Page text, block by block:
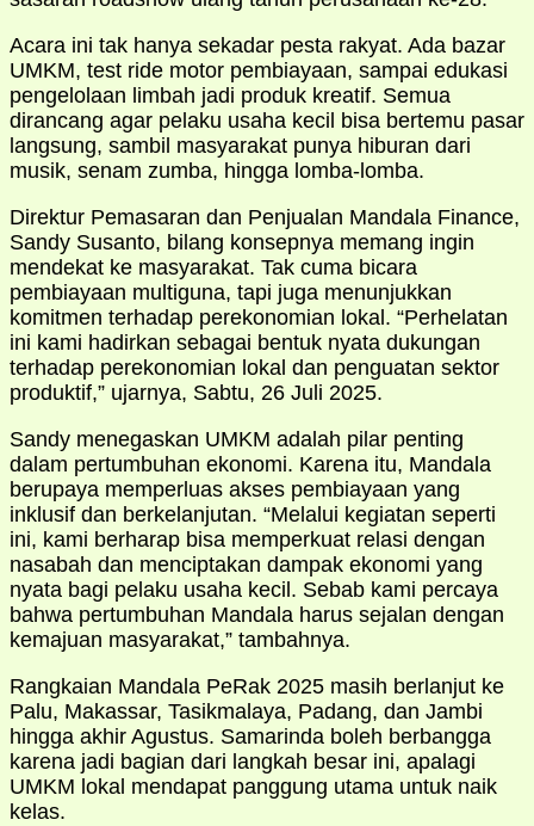
Acara ini tak hanya sekadar pesta rakyat. Ada bazar
UMKM, test ride motor pembiayaan, sampai edukasi
pengelolaan limbah jadi produk kreatif. Semua
dirancang agar pelaku usaha kecil bisa bertemu pasar
langsung, sambil masyarakat punya hiburan dari
musik, senam zumba, hingga lomba-lomba.
Direktur Pemasaran dan Penjualan Mandala Finance,
Sandy Susanto, bilang konsepnya memang ingin
mendekat ke masyarakat. Tak cuma bicara
pembiayaan multiguna, tapi juga menunjukkan
komitmen terhadap perekonomian lokal. “Perhelatan
ini kami hadirkan sebagai bentuk nyata dukungan
terhadap perekonomian lokal dan penguatan sektor
produktif,” ujarnya, Sabtu, 26 Juli 2025.
Sandy menegaskan UMKM adalah pilar penting
dalam pertumbuhan ekonomi. Karena itu, Mandala
berupaya memperluas akses pembiayaan yang
inklusif dan berkelanjutan. “Melalui kegiatan seperti
ini, kami berharap bisa memperkuat relasi dengan
nasabah dan menciptakan dampak ekonomi yang
nyata bagi pelaku usaha kecil. Sebab kami percaya
bahwa pertumbuhan Mandala harus sejalan dengan
kemajuan masyarakat,” tambahnya.
Rangkaian Mandala PeRak 2025 masih berlanjut ke
Palu, Makassar, Tasikmalaya, Padang, dan Jambi
hingga akhir Agustus. Samarinda boleh berbangga
karena jadi bagian dari langkah besar ini, apalagi
UMKM lokal mendapat panggung utama untuk naik
kelas.